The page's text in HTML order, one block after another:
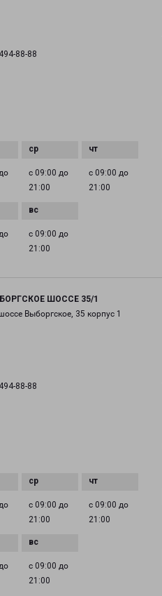
88-88
с 09:00 до
21:00
с 09:00 до
21:00
с 09:00 до
21:00
ШОССЕ 35/1
Выборгское, 35 корпус 1
88-88
с 09:00 до
21:00
с 09:00 до
21:00
с 09:00 до
21:00